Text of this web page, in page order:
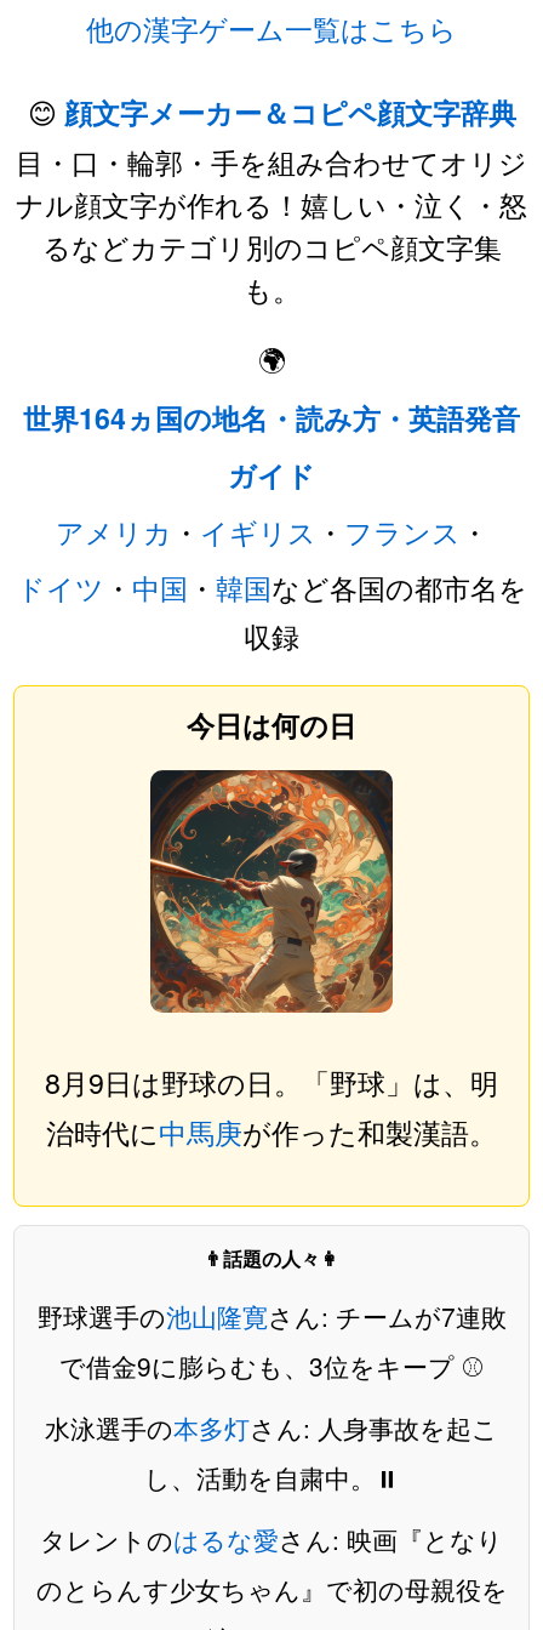
他の漢字ゲーム一覧はこちら
😊 顔文字メーカー＆コピペ顔文字辞典
目・口・輪郭・手を組み合わせてオリジ
ナル顔文字が作れる！嬉しい・泣く・怒
るなどカテゴリ別のコピペ顔文字集
も。
🌍
世界164ヵ国の地名・読み方・英語発音
ガイド
アメリカ ・ イギリス ・ フランス ・
ドイツ ・ 中国 ・ 韓国など各国の都市名を
収録
今日は何の日
8月9日は野球の日。「野球」は、明
治時代に中馬庚が作った和製漢語。
👨話題の人々👩
野球選手の池山隆寛さん: チームが7連敗
で借金9に膨らむも、3位をキープ ⚾️
水泳選手の本多灯さん: 人身事故を起こ
し、活動を自粛中。⏸️
タレントのはるな愛さん: 映画『となり
のとらんす少女ちゃん』で初の母親役を